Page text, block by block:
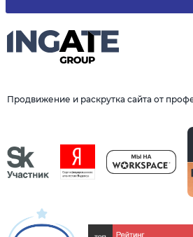
Продвижение и раскрутка сайта от